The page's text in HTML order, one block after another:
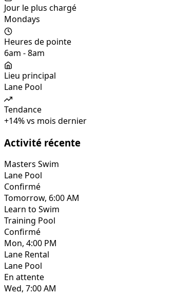
Jour le plus chargé
Mondays
Heures de pointe
6am - 8am
Lieu principal
Lane Pool
Tendance
+14%vs mois dernier
Activité récente
Masters Swim
Lane Pool
Confirmé
Tomorrow, 6:00 AM
Learn to Swim
Training Pool
Confirmé
Mon, 4:00 PM
Lane Rental
Lane Pool
En attente
Wed, 7:00 AM